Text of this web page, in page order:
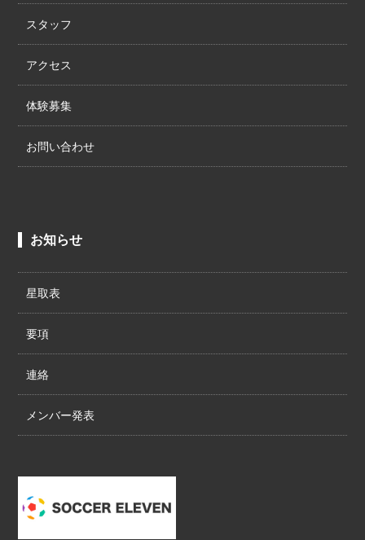
スタッフ
アクセス
体験募集
お問い合わせ
お知らせ
星取表
要項
連絡
メンバー発表